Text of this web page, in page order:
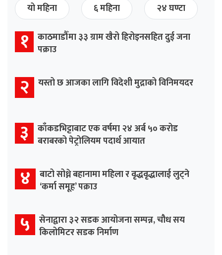
यो महिना
६ महिना २४ घण्टा
१ काठमाडौँमा ३३ ग्राम खैरो हिरोइनसहित दुई जना
पक्राउ
२ यस्तो छ आजका लागि विदेशी मुद्राको विनिमयदर
३ काँकडभिट्टाबाट एक वर्षमा २४ अर्ब ५० करोड
बराबरको पेट्रोलियम पदार्थ आयात
४ बाटो सोध्ने बहानामा महिला र वृद्धवृद्धालाई लुट्ने
‘कर्मा समूह’ पक्राउ
५ सेनाद्वारा ३२ सडक आयोजना सम्पन्न, चौध सय
किलोमिटर सडक निर्माण